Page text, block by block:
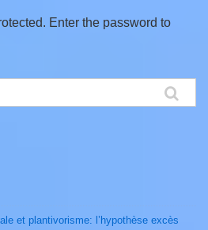
Enter the password to
et plantivorisme: l’hypothèse excès